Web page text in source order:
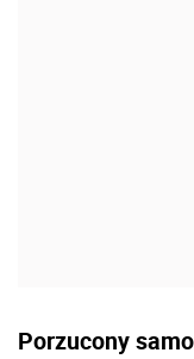
Porzucony